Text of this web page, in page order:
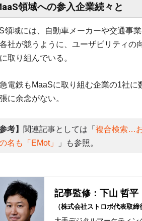
領域への参入企業続々と
領域には、自動車メーカーや交通事
社が競うように、ユーザビリティ
取り組んでいる。
電鉄もMaaSに取り組む企業の1社
に余念がない。
考】 関連記事としては「 複合検索…
名も「EMot」
」も参照。
記事監修：下山 哲平
（株式会社ストロボ代表取